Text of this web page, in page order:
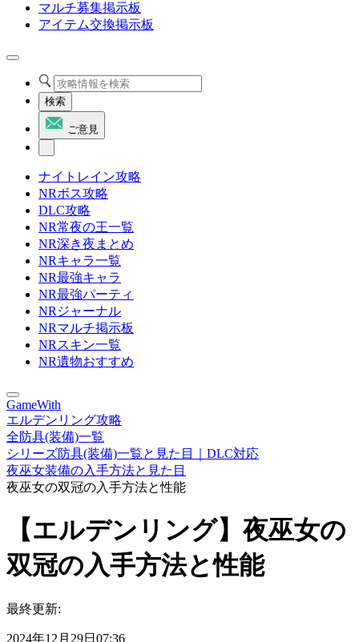
マルチ募集掲示板
アイテム交換掲示板
検索
ご意見
ナイトレイン攻略
NRボス攻略
DLC攻略
NR常夜の王一覧
NR深き夜まとめ
NRキャラ一覧
NR最強キャラ
NR最強パーティ
NRジャーナル
NRマルチ掲示板
NRスキン一覧
NR遺物おすすめ
GameWith
エルデンリング攻略
全防具(装備)一覧
シリーズ防具(装備)一覧と見た目｜DLC対応
夜巫女装備の入手方法と見た目
夜巫女の双冠の入手方法と性能
【エルデンリング】夜巫女の
双冠の入手方法と性能
最終更新:
2024年12月29日07:36